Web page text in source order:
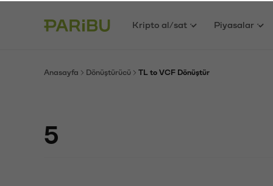
Kripto al/sat Piyasalar
Anasayfa Dönüştürücü TL to VCF Dönüştür